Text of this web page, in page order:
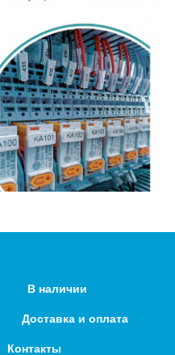
В наличии
Доставка и оплата
Контакты